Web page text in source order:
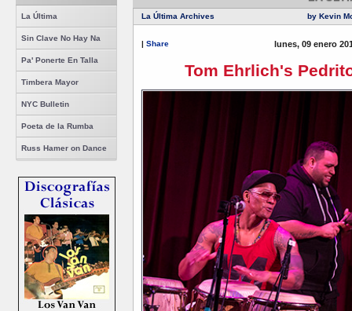
La Última
Sin Clave No Hay Na
Pa' Ponerte En Talla
Timbera Mayor
NYC Bulletin
Poeta de la Rumba
Russ Hamer on Dance
La Última Archives by Kevin
| Share lunes, 09 enero
Tom Ehrlich's